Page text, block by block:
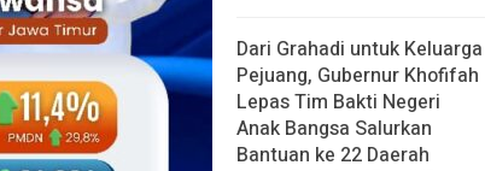
Dari Grahadi untuk Keluarga
Pejuang, Gubernur Khofifah
Lepas Tim Bakti Negeri
Anak Bangsa Salurkan
Bantuan ke 22 Daerah